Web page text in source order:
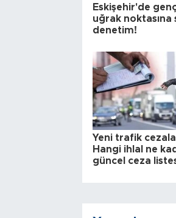
Eskişehir'de
uğrak noktasına
denetim!
Yeni trafik
Hangi ihlal ne
güncel ceza